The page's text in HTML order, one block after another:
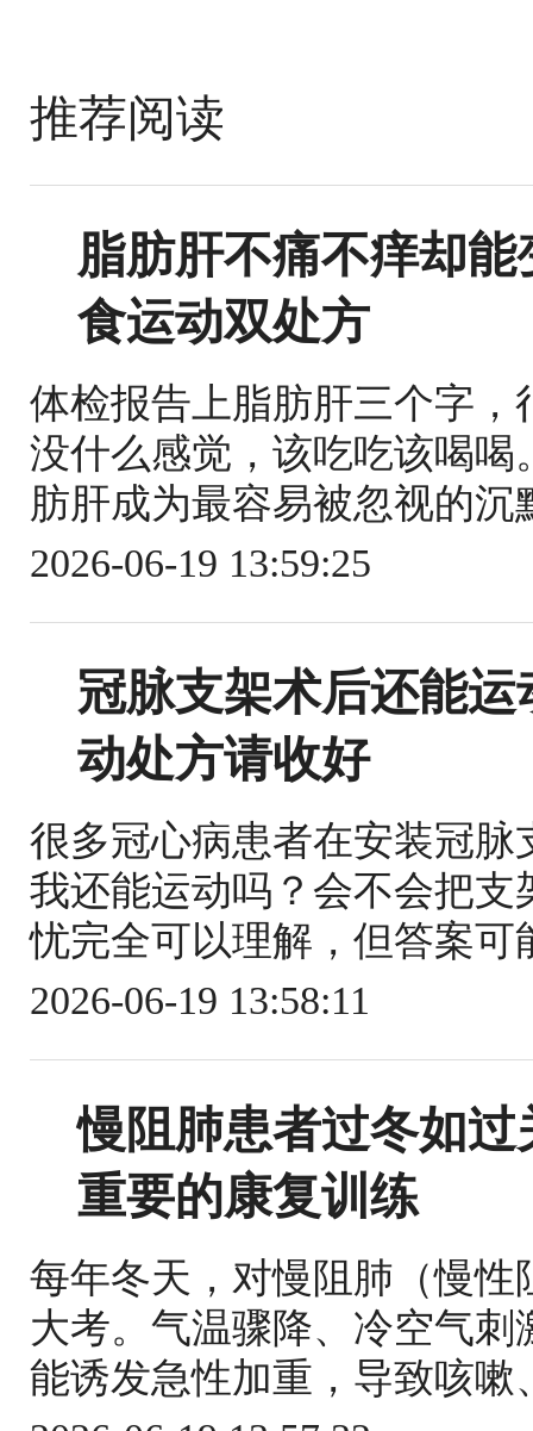
推荐阅读
脂肪肝不痛不痒却
食运动双处方
体检报告上脂肪肝三个字
没什么感觉，该吃吃该喝
肪肝成为最容易被忽视的
2026-06-19 13:59:25
冠脉支架术后还能
动处方请收好
很多冠心病患者在安装冠
我还能运动吗？会不会把
忧完全可以理解，但答案
2026-06-19 13:58:11
慢阻肺患者过冬如
重要的康复训练
每年冬天，对慢阻肺（慢
大考。气温骤降、冷空气
能诱发急性加重，导致咳